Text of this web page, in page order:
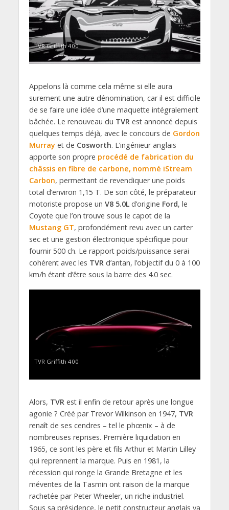
TVR Griffith 400
Appelons là comme cela même si elle aura
surement une autre dénomination, car il est difficile
de se faire une idée d’une maquette intégralement
bâchée. Le renouveau du TVRest annoncé depuis
quelques temps déjà, avec le concours de Gordon
Murrayet de Cosworth. L’ingénieur anglais
apporte son propre procédé de fabrication du
châssis en fibre de carbone, nommé iStream
Carbon, permettant de revendiquer une poids
total d’environ 1,15 T. De son côté, le préparateur
motoriste propose un V8 5.0Ld’origine Ford, le
Coyote que l’on trouve sous le capot de la
Mustang GT, profondément revu avec un carter
sec et une gestion électronique spécifique pour
fournir 500 ch. Le rapport poids/puissance serai
cohérent avec les TVRd’antan, l’objectif du 0 à 100
km/h étant d’être sous la barre des 4.0 sec.
TVR Griffith 400
Alors, TVRest il enfin de retour après une longue
agonie ? Créé par Trevor Wilkinson en 1947, TVR
renaît de ses cendres – tel le phœnix – à de
nombreuses reprises. Première liquidation en
1965, ce sont les père et fils Arthur et Martin Lilley
qui reprennent la marque. Puis en 1981, la
récession qui ronge la Grande Bretagne et les
méventes de la Tasmin ont raison de la marque
rachetée par Peter Wheeler, un riche industriel.
Sous sa présidence, le petit constructeur anglais va